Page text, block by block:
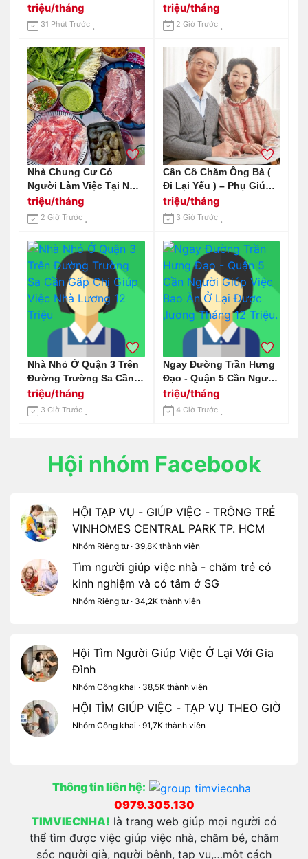
triệu/tháng
31 Phút Trước
0978609760 ( Có Zalo)
triệu/tháng
2 Giờ Trước
Nhà Chung Cư Có
Người Làm Việc Tại Nhà
Nên Cần Cô Giusp Việc
triệu/tháng
2 Giờ Trước
Cần Cô Chăm Ông Bà (
Đi Lại Yếu ) – Phụ Giúp
Việc Nhà Đi Về
triệu/tháng
3 Giờ Trước
Nhà Nhỏ Ở Quận 3 Trên
Đường Trường Sa Cần
Gấp Chị Giúp Việc Nhà
Lương 12 Triệu
triệu/tháng
3 Giờ Trước
Ngay Đường Trần Hưng
Đạo - Quận 5 Cần Người
Giúp Việc Bao Ăn Ở Lại
Được ,lương Tháng 12
Triệu.
triệu/tháng
4 Giờ Trước
Hội nhóm Facebook
HỘI TẠP VỤ - GIÚP VIỆC - TRÔNG TRẺ
VINHOMES CENTRAL PARK TP. HCM
Nhóm Riêng tư · 39,8K thành viên
Tìm người giúp việc nhà - chăm trẻ có
kinh nghiệm và có tâm ở SG
Nhóm Riêng tư · 34,2K thành viên
Hội Tìm Người Giúp Việc Ở Lại Với Gia
Đình
Nhóm Công khai · 38,5K thành viên
HỘI TÌM GIÚP VIỆC - TẠP VỤ THEO GIỜ
Nhóm Công khai · 91,7K thành viên
Thông tin liên hệ:
0979.305.130
TIMVIECNHA! là trang web giúp mọi người có
thể tìm được việc giúp việc nhà, chăm bé, chăm
sóc người già, người bệnh, tạp vụ,…một cách